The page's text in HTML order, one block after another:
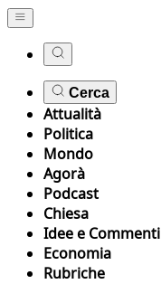
Cerca
Attualità
Politica
Mondo
Agorà
Podcast
Chiesa
Idee e Commenti
Economia
Rubriche